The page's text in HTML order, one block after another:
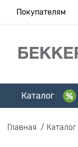
Покупателям
Каталог
Главная Каталог